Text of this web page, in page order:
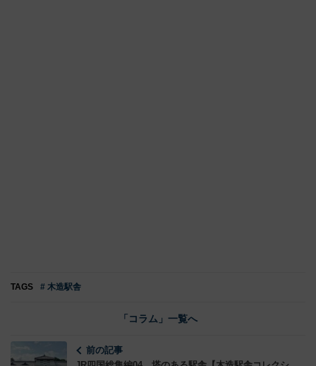
TAGS # 木造駅舎
「コラム」一覧へ
前の記事